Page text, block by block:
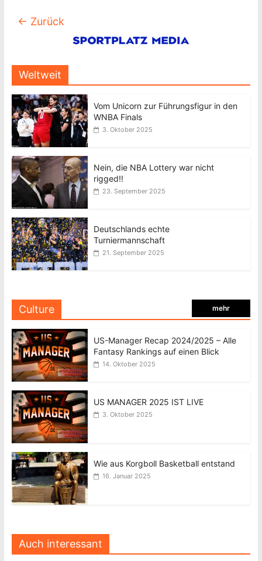
← Zurück
Weltweit
Vom Unicorn zur Führungsfigur in den
WNBA Finals
3. Oktober 2025
Nein, die NBA Lottery war nicht
rigged!!
23. September 2025
Deutschlands echte
Turniermannschaft
21. September 2025
Culture mehr
US-Manager Recap 2024/2025 – Alle
Fantasy Rankings auf einen Blick
14. Oktober 2025
US MANAGER 2025 IST LIVE
3. Oktober 2025
Wie aus Korgboll Basketball entstand
16. Januar 2025
Auch interessant